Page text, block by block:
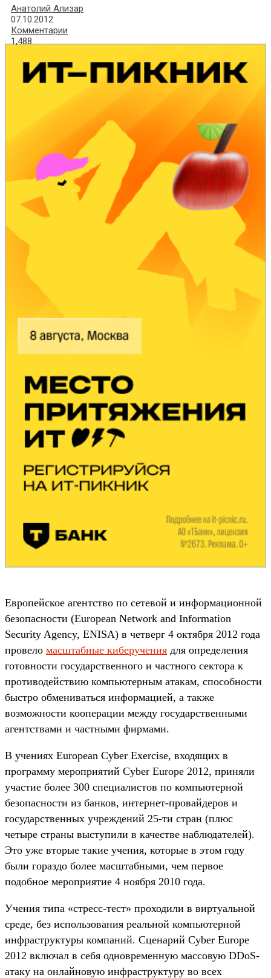
Анатолий Ализар
07.10.2012
Комментарии
1,488
Европейское агентство по сетевой и информационной
безопасности (European Network and Information
Security Agency, ENISA) в четверг 4 октября 2012 года
провело масштабные киберучения для определения
готовности государственного и частного сектора к
противодействию компьютерным атакам, способности
быстро обмениваться информацией, а также
возможности кооперации между государственными
агентствами и частными фирмами.
В учениях European Cyber Exercise, входящих в
программу мероприятий Cyber Europe 2012, приняли
участие более 300 специалистов по компьютерной
безопасности из банков, интернет-провайдеров и
государственных учреждений 25-ти стран (плюс
четыре страны выступили в качестве наблюдателей).
Это уже вторые такие учения, которые в этом году
были гораздо более масштабными, чем первое
подобное мероприятие 4 ноября 2010 года.
Учения типа «стресс-тест» проходили в виртуальной
среде, без использования реальной компьютерной
инфраструктуры компаний. Сценарий Cyber Europe
2012 включал в себя одновременную массовую DDoS-
атаку на онлайновую инфраструктуру во всех